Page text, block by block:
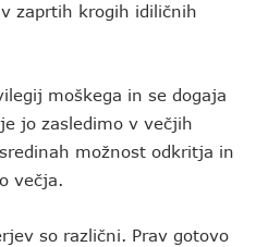
zaprtih krogih idiličnih
moškega in se dogaja
jo zasledimo v večjih
možnost odkritja in
večja.
so različni. Prav gotovo